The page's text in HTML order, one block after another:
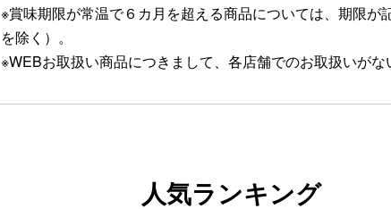
※賞味期限が常温で６カ月を超える商品については、期限が
を除く）。
※WEBお取扱い商品につきまして、各店舗でのお取扱いがな
人気ランキング